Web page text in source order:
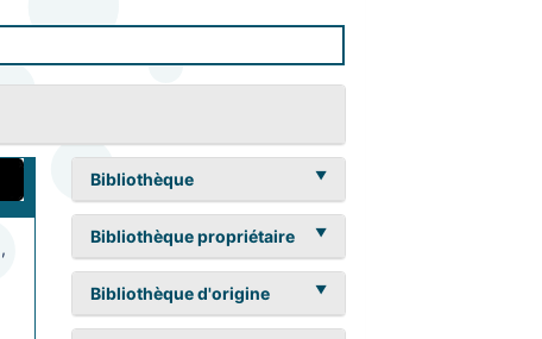
,
Bibliothèque
Bibliothèque propriétaire
Bibliothèque d'origine